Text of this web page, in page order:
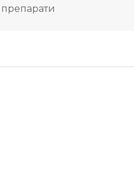
препарати